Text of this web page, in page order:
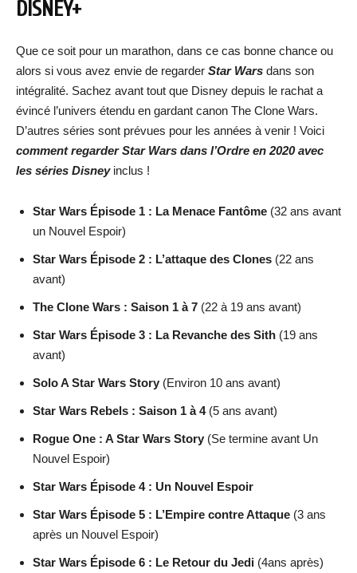
DISNEY+
Que ce soit pour un marathon, dans ce cas bonne chance ou
alors si vous avez envie de regarder Star Wars dans son
intégralité. Sachez avant tout que Disney depuis le rachat a
évincé l’univers étendu en gardant canon The Clone Wars.
D’autres séries sont prévues pour les années à venir ! Voici
comment regarder Star Wars dans l’Ordre en 2020 avec
les séries Disney inclus !
Star Wars Épisode 1 : La Menace Fantôme (32 ans avant
un Nouvel Espoir)
Star Wars Épisode 2 : L’attaque des Clones (22 ans
avant)
The Clone Wars : Saison 1 à 7 (22 à 19 ans avant)
Star Wars Épisode 3 : La Revanche des Sith (19 ans
avant)
Solo A Star Wars Story (Environ 10 ans avant)
Star Wars Rebels : Saison 1 à 4(5 ans avant)
Rogue One : A Star Wars Story (Se termine avant Un
Nouvel Espoir)
Star Wars Épisode 4 : Un Nouvel Espoir
Star Wars Épisode 5 : L’Empire contre Attaque (3 ans
après un Nouvel Espoir)
Star Wars Épisode 6 : Le Retour du Jedi (4ans après)